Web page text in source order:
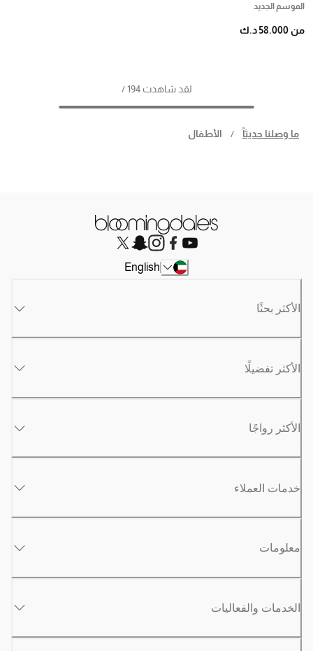
الموسم الجديد
من 58.000 د.ك
لقد شاهدت 194 /
ما وصلنا حديثاً / الأطفال
English
الأكثر بحثًا
الأكثر تفضيلًا
الأكثر رواجًا
خدمات العملاء
معلومات
الخدمات والفعاليات